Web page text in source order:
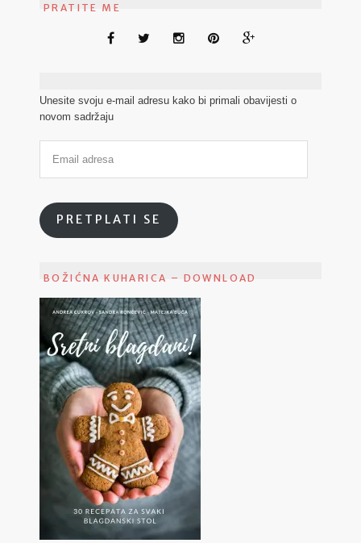
PRATITE ME
Unesite svoju e-mail adresu kako bi primali obavijesti o
novom sadržaju
PRETPLATI SE
BOŽIĆNA KUHARICA – DOWNLOAD